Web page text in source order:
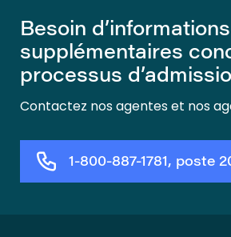
Besoin d’informations
supplémentaires
processus
Contactez nos agentes et nos
1-800-887-1781, poste